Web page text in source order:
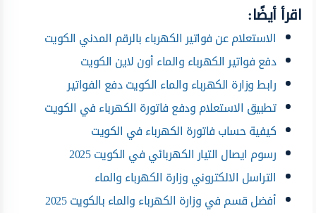
اقرأ أيضًا:
الاستعلام عن فواتير الكهرباء بالرقم المدني الكويت
دفع فواتير الكهرباء والماء أون لاين الكويت
رابط وزارة الكهرباء والماء الكويت دفع الفواتير
تطبيق الاستعلام ودفع فاتورة الكهرباء في الكويت
كيفية حساب فاتورة الكهرباء في الكويت
رسوم ايصال التيار الكهربائي في الكويت 2025
التراسل الالكتروني وزارة الكهرباء والماء
أفضل قسم في وزارة الكهرباء والماء بالكويت 2025